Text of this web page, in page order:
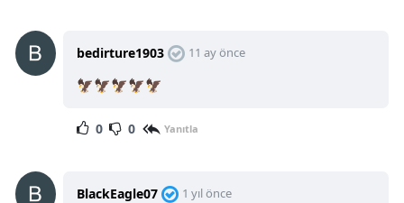
bedirture1903 11 ay önce
🦅🦅🦅🦅🦅
0 0 Yanıtla
BlackEagle07 1 yıl önce